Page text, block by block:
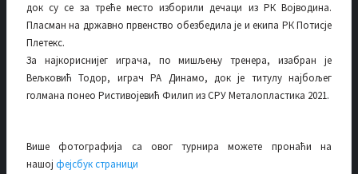
док су се за треће место изборили дечаци из РК Војводина.
Пласман на државно првенство обезбедила је и екипа РК Потисје
Плетекс.
За најкориснијег играча, по мишљењу тренера, изабран је
Вељковић Тодор, играч РА Динамо, док је титулу најбољег
голмана понео Ристивојевић Филип из СРУ Металопластика 2021.
Више фотографија са овог турнира можете пронаћи на
нашој фејсбук страници